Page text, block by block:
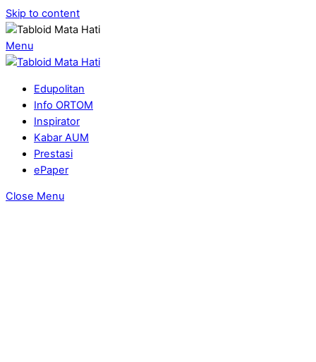
Skip to content
Menu
Edupolitan
Info ORTOM
Inspirator
Kabar AUM
Prestasi
ePaper
Close Menu